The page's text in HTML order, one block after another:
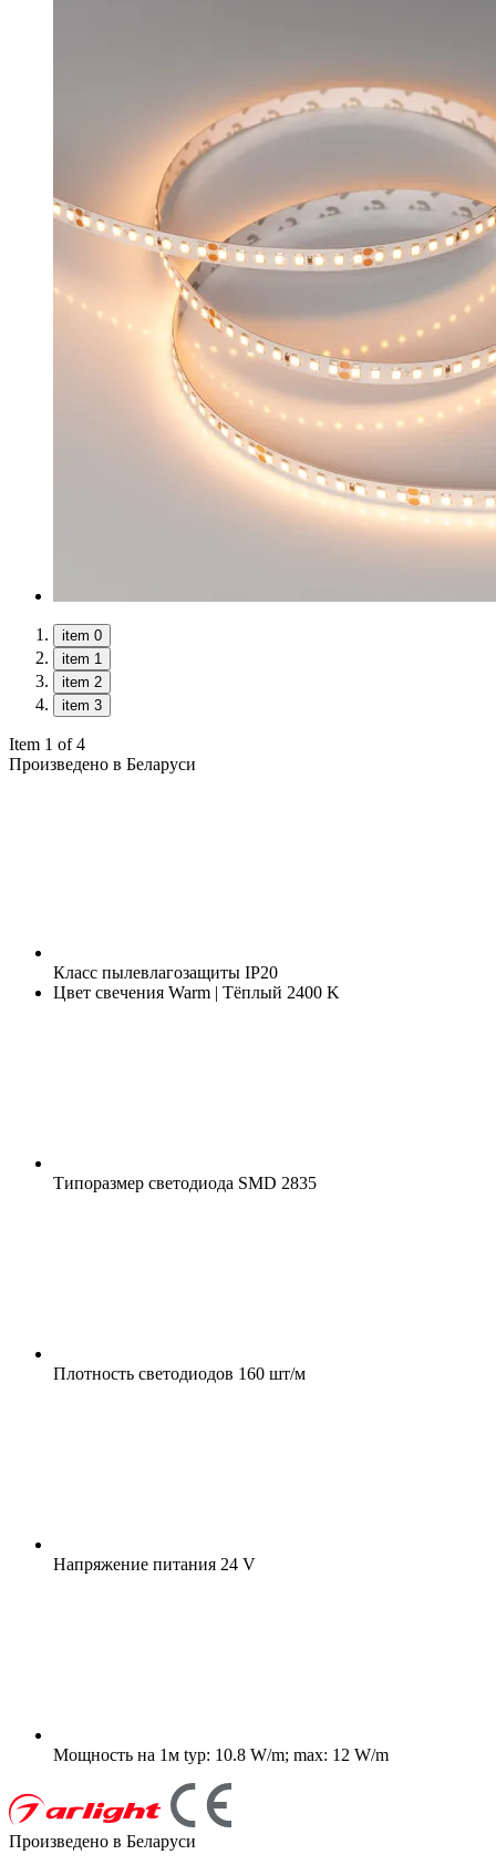
item 0
item 1
item 2
item 3
Item 1 of 4
Произведено в Беларуси
Класс пылевлагозащиты IP20
Цвет свечения Warm | Тёплый 2400 K
Типоразмер светодиода SMD 2835
Плотность светодиодов 160 шт/м
Напряжение питания 24 V
Мощность на 1м typ: 10.8 W/m; max: 12 W/m
Произведено в Беларуси